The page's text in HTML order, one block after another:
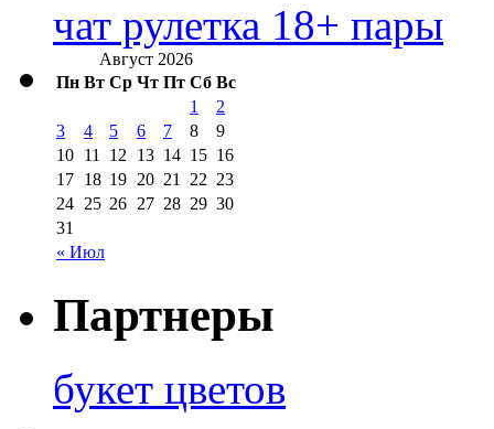
чат рулетка 18+ пары
Август 2026
Пн Вт Ср Чт Пт Сб Вс
« Июл
1
2
3
4 5 6 7 8
9
10 11 12 13 14 15 16
17 18 19 20 21 22 23
24 25 26 27 28 29 30
31
Партнеры
букет цветов